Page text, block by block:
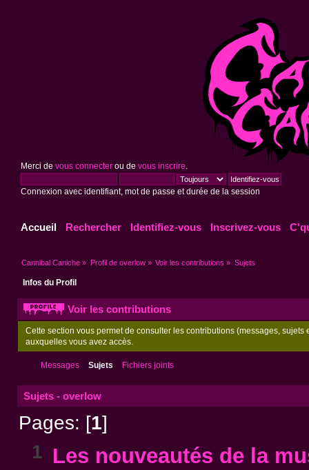
Merci de vous connecterou de vous inscrire
Connexion avec identifiant, mot de passe et durée de la session
Accueil Rechercher Identifiez-vous Inscrivez-vous
Cannibal Caniche » Profil de overlow» Voir les contributions » Sujets
Infos du Profil
Voir les contributions
Cette section vous permet de consulter les contributions (messages,
auxquelles vous avez accès.
Messages Sujets Fichiers joints
Sujets - overlow
Pages: [1]
1 Les nouveautés de la